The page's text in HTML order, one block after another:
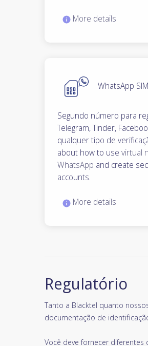
More details
WhatsApp SIM
Segundo número para
Telegram, Tinder,
qualquer tipo de
about how to use virtual
WhatsApp and create
accounts.
More details
Regulatório
Tanto a Blacktel quanto
documentação de
Você deve fornecer